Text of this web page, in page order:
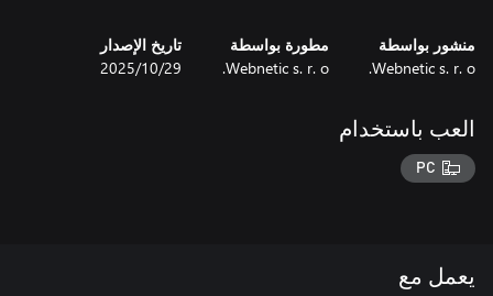
منشور بواسطة
Webnetic s. r. o.
مطورة بواسطة
Webnetic s. r. o.
تاريخ الإصدار
29‏/10‏/2025
العب باستخدام
PC
يعمل مع